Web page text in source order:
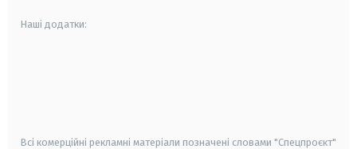
Наші додатки:
Всі комерційні рекламні матеріали позначені словами "Спецпроєкт"